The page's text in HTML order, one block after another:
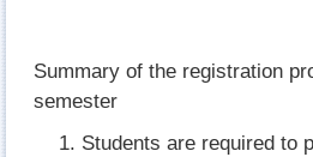
Summary of the registration
semester
Students are required to